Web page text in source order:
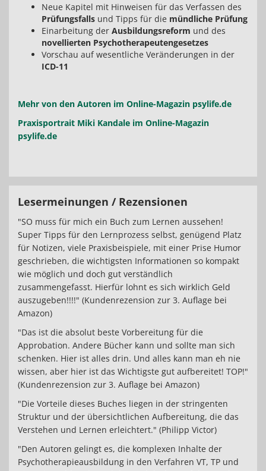
Neue Kapitel mit Hinweisen für das Verfassen des
Prüfungsfalls und Tipps für die mündliche Prüfung
Einarbeitung der Ausbildungsreform und des
novellierten Psychotherapeutengesetzes
Vorschau auf wesentliche Veränderungen in der
ICD-11
Mehr von den Autoren im Online-Magazin psylife.de
Praxisportrait Miki Kandale im Online-Magazin
psylife.de
Lesermeinungen / Rezensionen
"SO muss für mich ein Buch zum Lernen aussehen!
Super Tipps für den Lernprozess selbst, genügend Platz
für Notizen, viele Praxisbeispiele, mit einer Prise Humor
geschrieben, die wichtigsten Informationen so kompakt
wie möglich und doch gut verständlich
zusammengefasst. Hierfür lohnt es sich wirklich Geld
auszugeben!!!!" (Kundenrezension zur 3. Auflage bei
Amazon)
"Das ist die absolut beste Vorbereitung für die
Approbation. Andere Bücher kann und sollte man sich
schenken. Hier ist alles drin. Und alles kann man eh nie
wissen, aber hier ist das Wichtigste gut aufbereitet! TOP!"
(Kundenrezension zur 3. Auflage bei Amazon)
"Die Vorteile dieses Buches liegen in der stringenten
Struktur und der übersichtlichen Aufbereitung, die das
Verstehen und Lernen erleichtert." (Philipp Victor)
"Den Autoren gelingt es, die komplexen Inhalte der
Psychotherapieausbildung in den Verfahren VT, TP und